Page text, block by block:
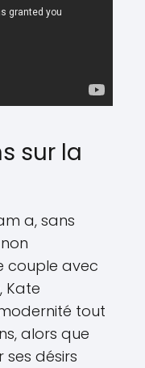
sur la
a, sans
couple avec
Kate
tout
alors que
ses désirs